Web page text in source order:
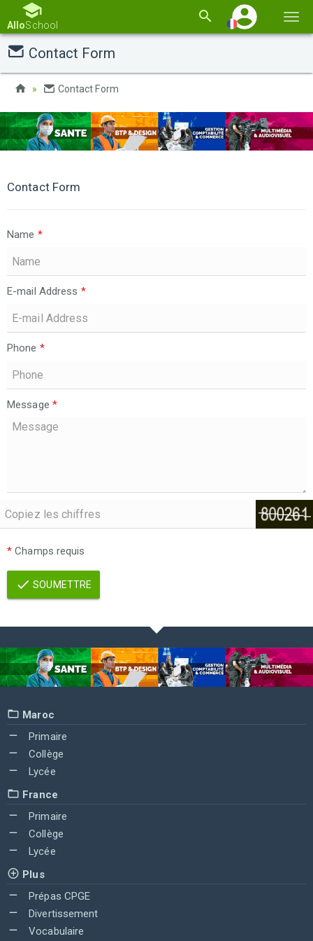
la
AlloSchool
Contact Form
Contact Form
Contact Form
Name *
E-mail Address *
Phone *
Message *
* Champs requis
SOUMETTRE
Maroc
Primaire
Collège
Lycée
France
Primaire
Collège
Lycée
Plus
Prépas CPGE
Divertissement
Vocabulaire